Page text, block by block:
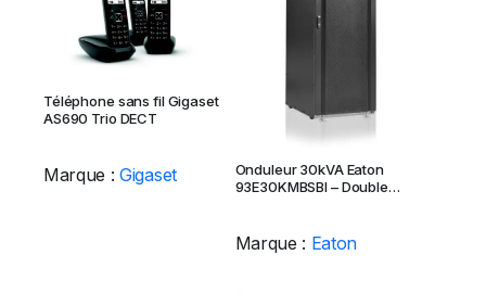
Téléphone sans fil Gigaset
AS690 Trio DECT
Marque :Gigaset
Onduleur 30kVA Eaton
93E30KMBSBI – Double
Marque : Eaton